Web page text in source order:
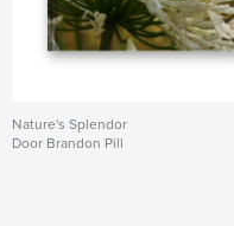
Nature's Splendor
Door Brandon Pill